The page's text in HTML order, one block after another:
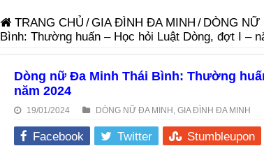
TRANG CHỦ /GIA ĐÌNH ĐA MINH / DÒNG NỮ
Bình: Thường huấn – Học hỏi Luật Dòng, đợt I –
Dòng nữ Đa Minh Thái Bình: Thường
năm 2024
19/01/2024 DÒNG NỮ ĐA MINH , GIA ĐÌNH ĐA MINH
Facebook Twitter Stumbleupon